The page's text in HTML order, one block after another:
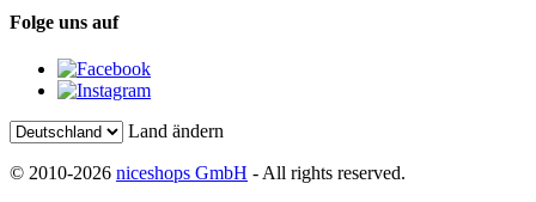
Folge uns auf
Land ändern
© 2010-2026 niceshops GmbH - All rights reserved.